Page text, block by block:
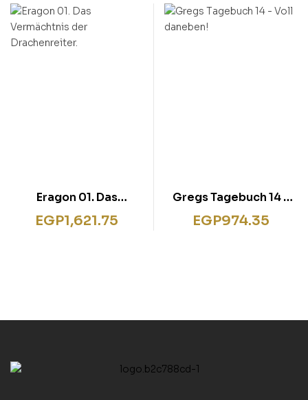
Eragon 01. Das
Vermächtnis der
Drachenreiter.
EGP1,621.75
Gregs Tagebuch 14 –
Voll daneben!
EGP974.35